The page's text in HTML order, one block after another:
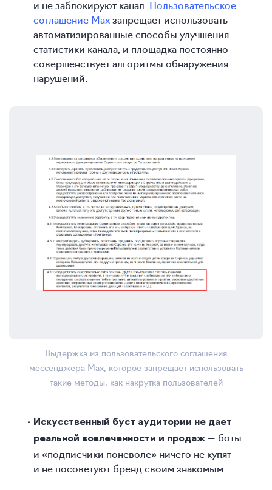
и не заблокируют канал. Пользовательское
соглашение Maxзапрещает использовать
автоматизированные способы улучшения
статистики канала, и площадка постоянно
совершенствует алгоритмы обнаружения
нарушений.
Выдержка из пользовательского соглашения
мессенджера Max, которое запрещает использовать
такие методы, как накрутка пользователей
Искусственный буст аудитории не дает
реальной вовлеченности и продаж — боты
и «подписчики поневоле» ничего не купят
и не посоветуют бренд своим знакомым.